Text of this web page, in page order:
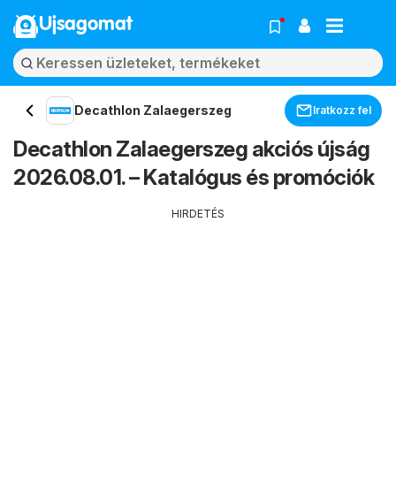
Ujsagomat
Decathlon Zalaegerszeg Iratkozz fel
Decathlon Zalaegerszeg akciós újság
2026.08.01. – Katalógus és promóciók
HIRDETÉS